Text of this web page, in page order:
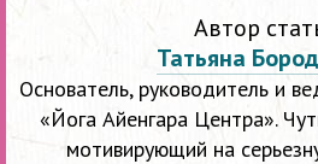
Автор
Татьяна
Основатель, руководитель и
«Йога Айенгара Центра».
мотивирующий на